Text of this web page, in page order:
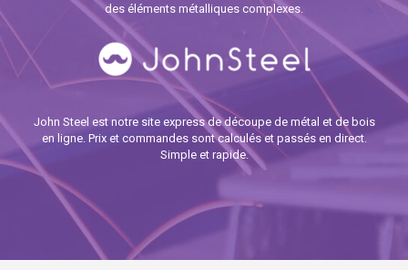
des éléments métalliques complexes.
John Steel est notre site express de découpe de métal et de bois
en ligne. Prix et commandes sont calculés et passés en direct.
Simple et rapide.